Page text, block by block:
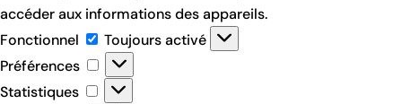
accéder aux informations des appareils.
Fonctionnel
Fonctionnel
Toujours activé
Préférences
Préférences
Statistiques
Statistiques